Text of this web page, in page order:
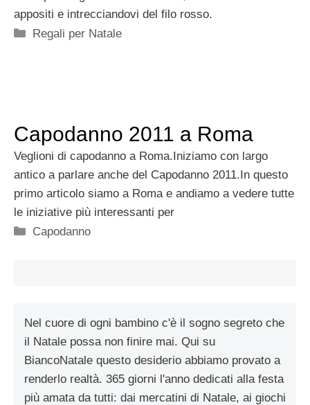
appositi e intrecciandovi del filo rosso.
Categorie
Regali per Natale
Capodanno 2011 a Roma
Veglioni di capodanno a Roma.Iniziamo con largo
antico a parlare anche del Capodanno 2011.In questo
primo articolo siamo a Roma e andiamo a vedere tutte
le iniziative più interessanti per
Categorie
Capodanno
Nel cuore di ogni bambino c'è il sogno segreto che
il Natale possa non finire mai. Qui su
BiancoNatale questo desiderio abbiamo provato a
renderlo realtà. 365 giorni l'anno dedicati alla festa
più amata da tutti: dai mercatini di Natale, ai giochi